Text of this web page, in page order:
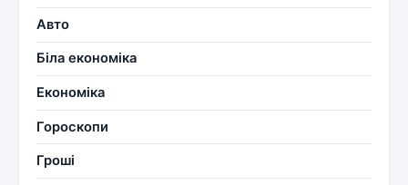
Авто
Біла економіка
Економіка
Гороскопи
Гроші